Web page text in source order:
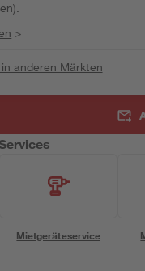
>
anderen Märkten
Mietgeräteservice